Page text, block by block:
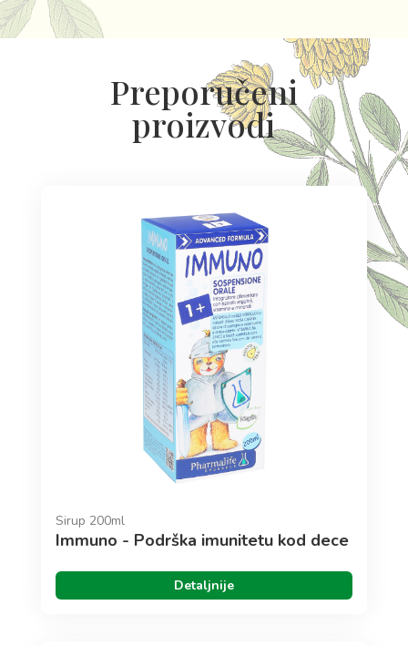
Preporučeni
proizvodi
Sirup 200ml
Immuno - Podrška imunitetu kod dece
Detaljnije